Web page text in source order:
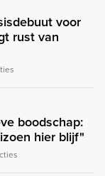
voor
rust van
boodschap:
hier blijf"